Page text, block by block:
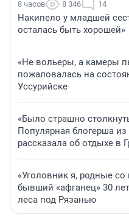
8 часов 8 346 14
Накипело у младшей
осталась быть хорошей»
«Не вольеры, а камеры
пожаловалась на
Уссурийске
«Было страшно
Популярная блогерша из
рассказала об отдыхе в
«Уголовник я, родные
бывший «афганец» 30
леса под Рязанью